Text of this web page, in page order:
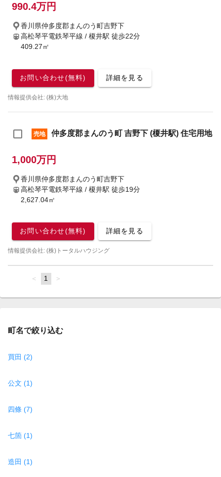
990.4万円
香川県仲多度郡まんのう町吉野下
高松琴平電鉄琴平線 / 榎井駅 徒歩22分
409.27㎡
お問い合わせ(無料) 詳細を見る
情報提供会社: (株)大地
売地 仲多度郡まんのう町 吉野下 (榎井駅) 住宅用地
1,000万円
香川県仲多度郡まんのう町吉野下
高松琴平電鉄琴平線 / 榎井駅 徒歩19分
2,627.04㎡
お問い合わせ(無料) 詳細を見る
情報提供会社: (株)トータルハウジング
page
You're
page
1 page
町名で絞り込む
買田 (2)
公文 (1)
四條 (7)
七箇 (1)
造田 (1)